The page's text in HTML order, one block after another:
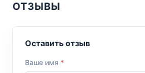
ОТЗЫВЫ
Оставить отзыв
Ваше имя *